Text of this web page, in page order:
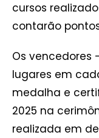
cursos
contarão
Os vencedores
lugares em
medalha e
2025 na
realizada em